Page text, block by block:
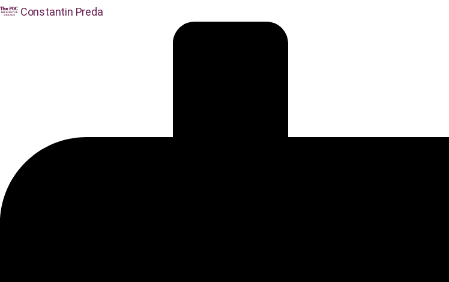
Constantin Preda